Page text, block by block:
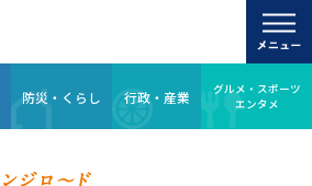
防災・くらし 行政・産業
グルメ・スポーツ
エンタメ